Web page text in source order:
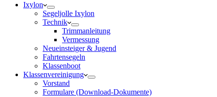
Ixylon
Segeljolle Ixylon
Technik
Trimmanleitung
Vermessung
Neueinsteiger & Jugend
Fahrtensegeln
Klassenboot
Klassenvereinigung
Vorstand
Formulare (Download-Dokumente)